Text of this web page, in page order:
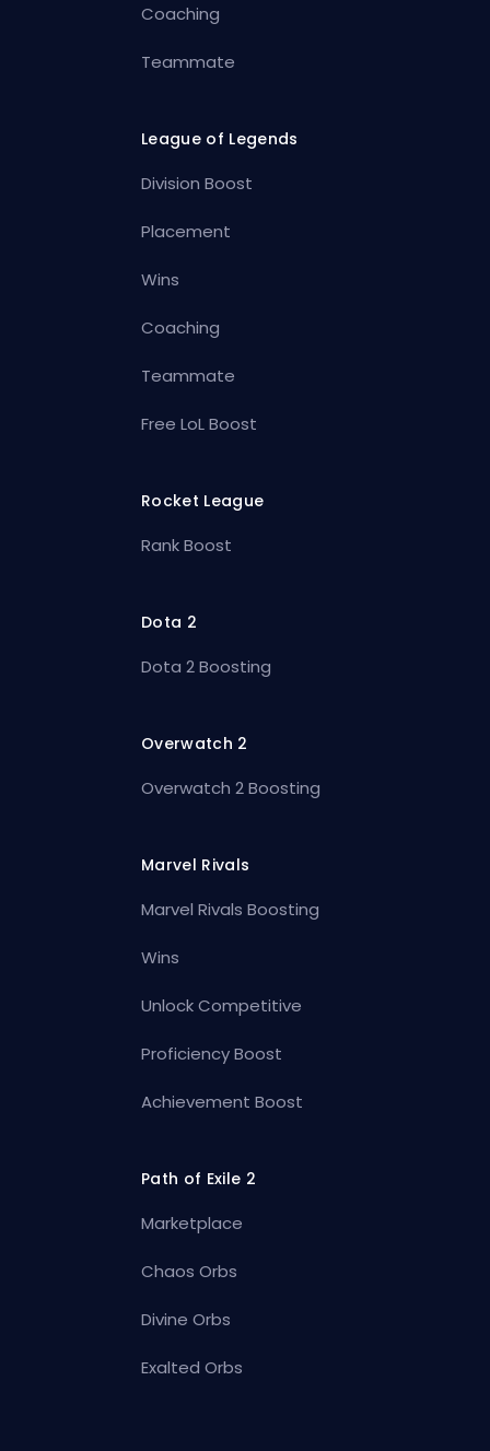
Coaching
Teammate
League of Legends
Division Boost
Placement
Wins
Coaching
Teammate
Free LoL Boost
Rocket League
Rank Boost
Dota 2
Dota 2 Boosting
Overwatch 2
Overwatch 2 Boosting
Marvel Rivals
Marvel Rivals Boosting
Wins
Unlock Competitive
Proficiency Boost
Achievement Boost
Path of Exile 2
Marketplace
Chaos Orbs
Divine Orbs
Exalted Orbs